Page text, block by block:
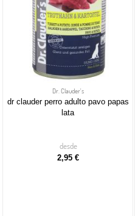
Dr. Clauder's
dr clauder perro adulto pavo papas
lata
desde
2,95 €